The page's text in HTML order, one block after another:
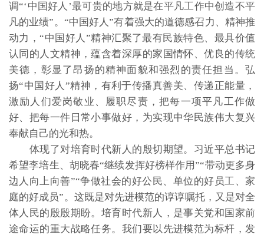
调“‘中国好人’最可贵的地方就是在平凡工作中创造不平
凡的业绩”。“中国好人”有着强大的道德感召力、精神推
动力，“中国好人”精神汇聚了最有民族特色、最具价值
认同的人文精神，蕴含着深厚的家国情怀、优良的传统
美德，彰显了昂扬的精神面貌和强烈的责任担当。弘
扬“中国好人”精神，有利于传播真善美、传递正能量，
激励人们爱岗敬业、履职尽责，把每一项平凡工作做
好、把每一件日常小事做好，为实现中华民族伟大复兴
奉献自己的光和热。
体现了对培育时代新人的殷切期望。习近平总书记
希望李培生、胡晓春“继续发挥好榜样作用”“带动更多身
边人向上向善”“争做社会的好公民、单位的好员工、家
庭的好成员”。这既是对先进模范的谆谆嘱托，又是对全
体人民的殷殷期盼。培育时代新人，是事关党和国家前
途命运的重大战略任务。我们要以先进模范为标杆，发